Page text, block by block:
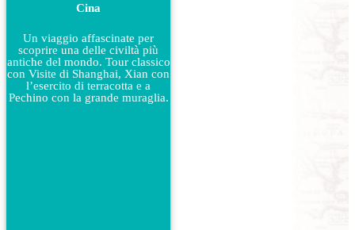
Cina
Un viaggio affascinate per
scoprire una delle civiltà più
antiche del mondo. Tour classico
con Visite di Shanghai, Xian con
l’esercito di terracotta e a
Pechino con la grande muraglia.